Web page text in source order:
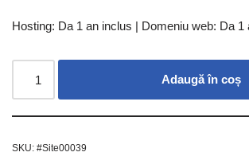
Hosting: Da 1 an inclus | Domeniu web: Da 1
Adaugă în coș
SKU: #Site00039